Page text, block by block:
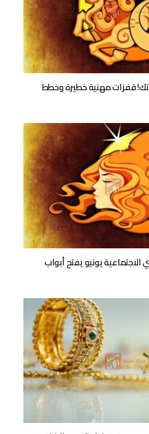
قفزات مهنية خطيرة وخطط
يونيو يفتح أبواب